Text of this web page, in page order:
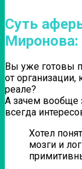
Суть
Миронова:
Вы уже готовы
от
реале?
А зачем вообще
всегда
Хотел
мозги и